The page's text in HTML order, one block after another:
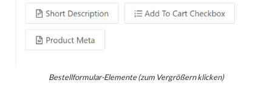
Bestellformular-Elemente (zum Vergrößern klicken)